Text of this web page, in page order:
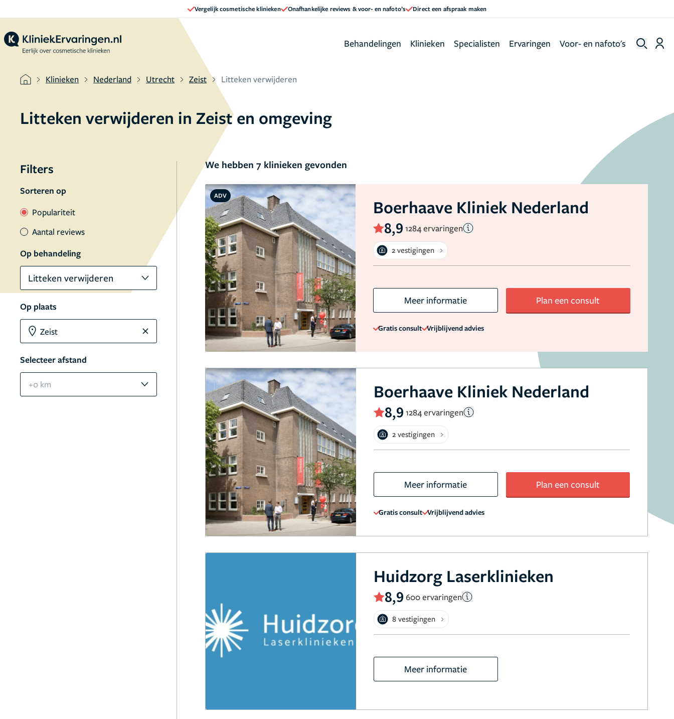
Vergelijk cosmetische klinieken Onafhankelijke reviews & voor- en nafoto’s Direct een afspraak maken
Behandelingen Klinieken Specialisten Ervaringen Voor- en nafoto's
Klinieken Nederland Utrecht Zeist Litteken verwijderen
Litteken verwijderen in Zeist en omgeving
Filters
Sorteren op
Populariteit
Aantal reviews
Op behandeling
Litteken verwijderen
Op plaats
Selecteer afstand
+0 km
We hebben 7 klinieken gevonden
ADV
Boerhaave Kliniek Nederland
8,9 1284 ervaringen
2 vestigingen
Meer informatie Plan een consult
Gratis consult Vrijblijvend advies
Boerhaave Kliniek Nederland
8,9 1284 ervaringen
2 vestigingen
Meer informatie Plan een consult
Gratis consult Vrijblijvend advies
Huidzorg Laserklinieken
8,9 600 ervaringen
8 vestigingen
Meer informatie